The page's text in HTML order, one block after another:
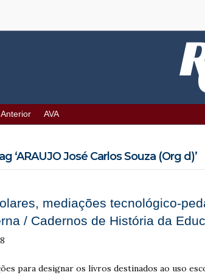
Anterior AVA
‘ARAUJO José Carlos Souza (Org d)’
mediações tecnológico-
/ Cadernos de História da
para designar os livros destinados ao uso